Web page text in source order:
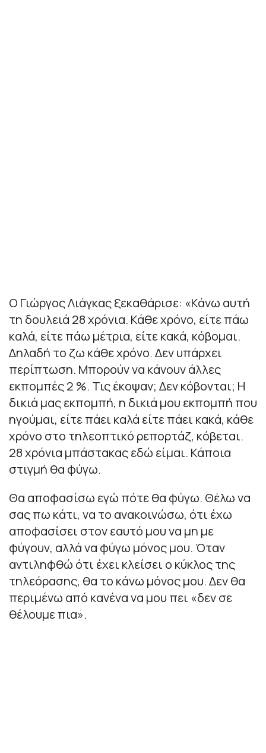
Ο Γιώργος Λιάγκας ξεκαθάρισε: «Κάνω αυτή
τη δουλειά 28 χρόνια. Κάθε χρόνο, είτε πάω
καλά, είτε πάω μέτρια, είτε κακά, κόβομαι.
Δηλαδή το ζω κάθε χρόνο. Δεν υπάρχει
περίπτωση. Μπορούν να κάνουν άλλες
εκπομπές 2 %. Τις έκοψαν; Δεν κόβονται; Η
δικιά μας εκπομπή, η δικιά μου εκπομπή που
ηγούμαι, είτε πάει καλά είτε πάει κακά, κάθε
χρόνο στο τηλεοπτικό ρεπορτάζ, κόβεται.
28 χρόνια μπάστακας εδώ είμαι. Κάποια
στιγμή θα φύγω.
Θα αποφασίσω εγώ πότε θα φύγω. Θέλω να
σας πω κάτι, να το ανακοινώσω, ότι έχω
αποφασίσει στον εαυτό μου να μη με
φύγουν, αλλά να φύγω μόνος μου. Όταν
αντιληφθώ ότι έχει κλείσει ο κύκλος της
τηλεόρασης, θα το κάνω μόνος μου. Δεν θα
περιμένω από κανένα να μου πει «δεν σε
θέλουμε πια».